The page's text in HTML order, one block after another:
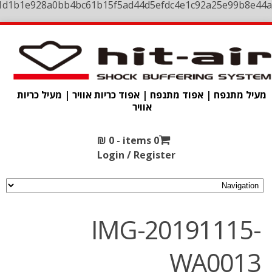
מעיל מתנפח | אפוד מתנפח | אפוד כריות אוויר | מעיל כריות
אוויר
0 items -
₪ 0
Login / Register
IMG-20191115-
WA0013